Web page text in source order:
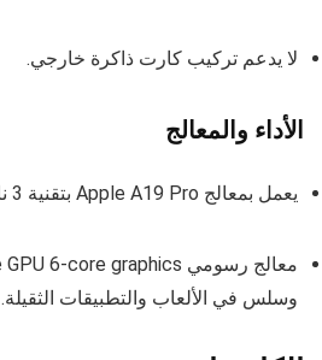
لا يدعم تركيب كارت ذاكرة خارجي.
الأداء والمعالج
يعمل بمعالج Apple A19 Pro بتقنية 3 نانومتر.
وسلس في الألعاب والتطبيقات الثقيلة.